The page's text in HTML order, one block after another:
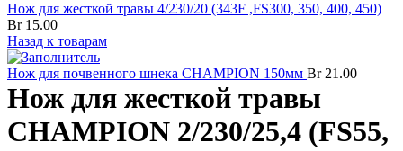
Нож для жесткой травы 4/230/20 (343F ,FS300, 350, 400, 450)
Br15.00
Назад к товарам
Нож для почвенного шнека CHAMPION 150мм Br21.00
Нож для жесткой травы
CHAMPION 2/230/25,4 (FS55,